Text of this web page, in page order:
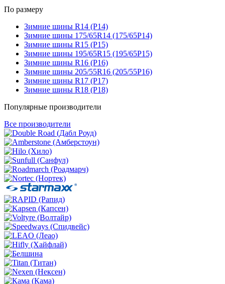
По размеру
Зимние шины R14 (Р14)
Зимние шины 175/65R14 (175/65Р14)
Зимние шины R15 (Р15)
Зимние шины 195/65R15 (195/65Р15)
Зимние шины R16 (Р16)
Зимние шины 205/55R16 (205/55Р16)
Зимние шины R17 (Р17)
Зимние шины R18 (Р18)
Популярные производители
Все производители